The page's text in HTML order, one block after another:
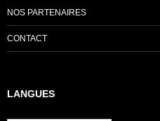
NOS PARTENAIRES
CONTACT
LANGUES